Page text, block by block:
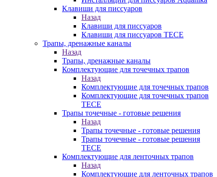
Клавиши для писсуаров
Назад
Клавиши для писсуаров
Клавиши для писсуаров TECE
Трапы, дренажные каналы
Назад
Трапы, дренажные каналы
Комплектующие для точечных трапов
Назад
Комплектующие для точечных трапов
Комплектующие для точечных трапов
TECE
Трапы точечные - готовые решения
Назад
Трапы точечные - готовые решения
Трапы точечные - готовые решения
TECE
Комплектующие для ленточных трапов
Назад
Комплектующие для ленточных трапов